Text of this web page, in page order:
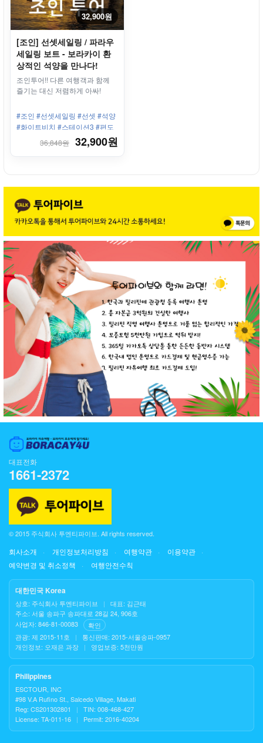
32,900원
[조인] 선셋세일링 / 파라우
세일링 보트 - 보라카이 환
상적인 석양을 만나다!
조인투어!! 다른 여행객과 함께
즐기는 대신 저렴하게 아싸!
#조인 #선셋세일링 #선셋 #석양
#화이트비치 #스테이션3 #편도
픽업제공 #무동력보트
36,848원 32,900원
대표전화
1661-2372
© 2015 주식회사 투엔티파이브. All rights reserved.
회사소개 개인정보처리방침 여행약관
이용약관
예약변경 및 취소정책
여행안전수칙
대한민국 Korea
상호: 주식회사 투엔티파이브 |
대표: 김근태
주소: 서울 송파구 송파대로 28길 24, 906호
사업자: 846-81-00083
확인
관광: 제 2015-11호
|
통신판매: 2015-서울송파-0957
개인정보: 오재은 과장
| 영업보증: 5천만원
Philippines
ESCTOUR, INC
#98 V.A Rufino St., Salcedo Village, Makati
Reg: CS201302801
|
TIN: 008-468-427
License: TA-011-16
| Permit: 2016-40204